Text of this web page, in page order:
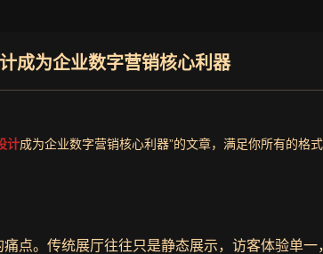
成为企业数字营销核心利器
计成为企业数字营销核心利器”的文章，满足你所有的格
点。传统展厅往往只是静态展示，访客体验单